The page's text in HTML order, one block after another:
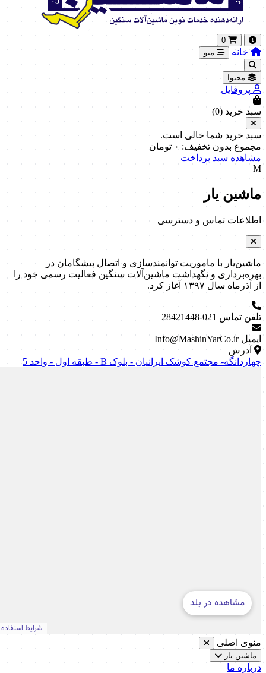
0
خانه منو
محتوا
پروفایل
سبد خرید (0
)
سبد خرید شما خالی است.
مجموع بدون تخفیف: ۰ تومان
مشاهده سبد پرداخت
M
ماشین یار
اطلاعات تماس و دسترسی
ماشین‌یار با ماموریت توانمندسازی و اتصال پیشگامان در
بهره‌برداری و نگهداشت ماشین‌آلات سنگین فعالیت رسمی خود را
از آذرماه سال ۱۳۹۷ آغاز کرد.
تلفن تماس 021-28421448
ایمیل Info@MashinYarCo.ir
آدرس
چهاردانگه- مجتمع کوشک ایرانیان - بلوک B - طبقه اول - واحد 5
منوی اصلی
ماشین یار
درباره ما